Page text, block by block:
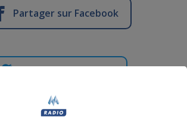
Partager sur Facebook